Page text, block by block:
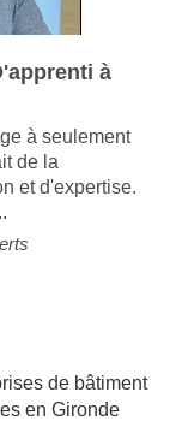
à
à seulement
de la
et d'expertise.
de bâtiment
en Gironde